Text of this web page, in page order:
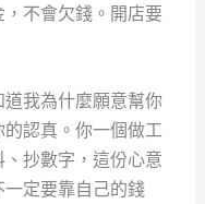
不會欠錢。開店要
我為什麼願意幫你
認真。你一個做工
抄數字，這份心意
定要靠自己的錢